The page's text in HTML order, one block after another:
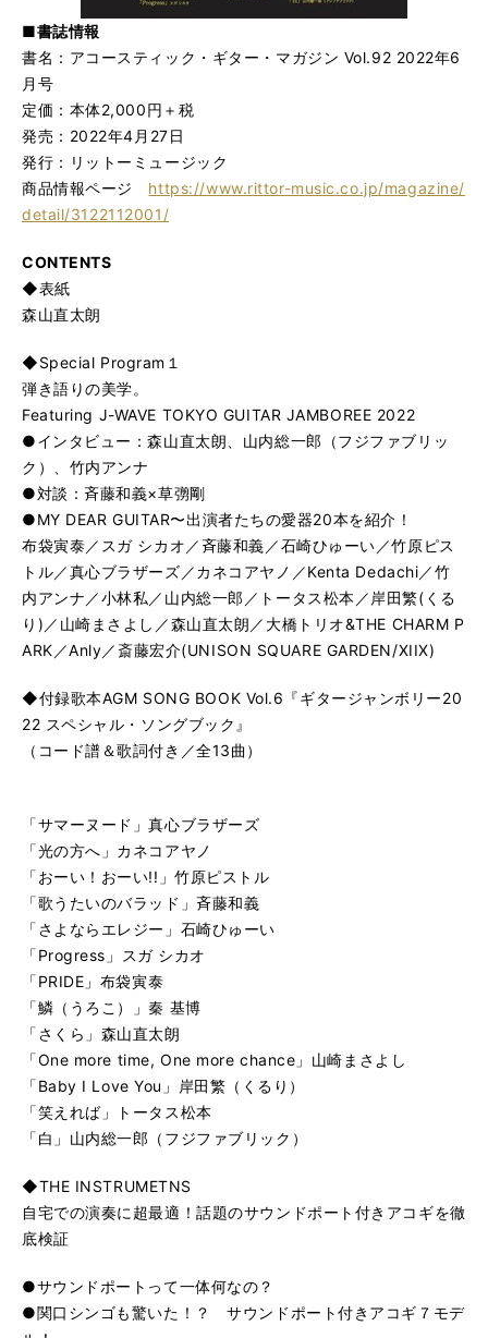
■書誌情報
書名：アコースティック・ギター・マガジン Vol.92 2022年6
月号
定価：本体2,000円＋税
発売：2022年4月27日
発行：リットーミュージック
商品情報ページ https://www.rittor-music.co.jp/magazine/
detail/3122112001/
CONTENTS
◆表紙
森山直太朗
◆Special Program１
弾き語りの美学。
Featuring J-WAVE TOKYO GUITAR JAMBOREE 2022
●インタビュー：森山直太朗、山内総一郎（フジファブリッ
ク）、竹内アンナ
●対談：斉藤和義×草彅剛
●MY DEAR GUITAR〜出演者たちの愛器20本を紹介！
布袋寅泰／スガ シカオ／斉藤和義／石崎ひゅーい／竹原ピス
トル／真心ブラザーズ／カネコアヤノ／Kenta Dedachi／竹
内アンナ／小林私／山内総一郎／トータス松本／岸田繁(くる
り)／山崎まさよし／森山直太朗／大橋トリオ&THE CHARM P
ARK／Anly／斎藤宏介(UNISON SQUARE GARDEN/XIIX)
◆付録歌本AGM SONG BOOK Vol.6『ギタージャンボリー20
22 スペシャル・ソングブック』
（コード譜＆歌詞付き／全13曲）
「サマーヌード」真心ブラザーズ
「光の方へ」カネコアヤノ
「おーい！おーい!!」竹原ピストル
「歌うたいのバラッド」斉藤和義
「さよならエレジー」石崎ひゅーい
「Progress」スガ シカオ
「PRIDE」布袋寅泰
「鱗（うろこ）」秦 基博
「さくら」森山直太朗
「One more time, One more chance」山崎まさよし
「Baby I Love You」岸田繁（くるり）
「笑えれば」トータス松本
「白」山内総一郎（フジファブリック）
◆THE INSTRUMETNS
自宅での演奏に超最適！話題のサウンドポート付きアコギを徹
底検証
●サウンドポートって一体何なの？
●関口シンゴも驚いた！？ サウンドポート付きアコギ７モデ